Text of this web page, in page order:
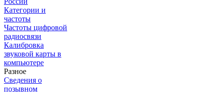
Категории и
частоты
Частоты цифровой
радиосвязи
Калибровка
звуковой карты в
компьютере
Разное
Сведения о
позывном